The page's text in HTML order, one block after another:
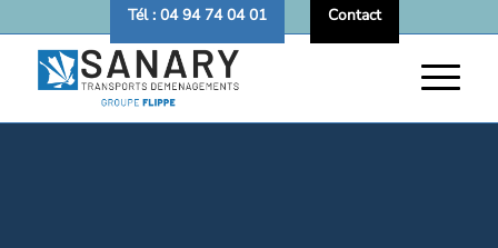
Tél : 04 94 74 04 01 Contact